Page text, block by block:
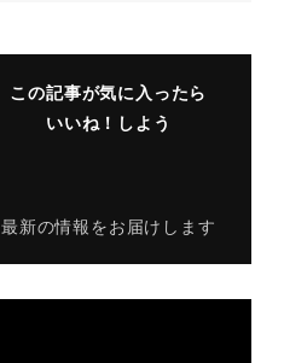
この記事が気に入ったら
いいね！しよう
最新の情報をお届けします